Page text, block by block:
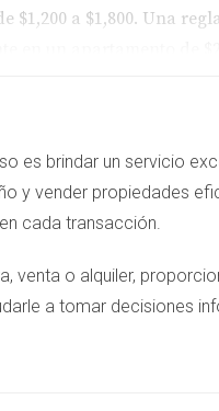
a $1,800. Una
transporte y
es brindar un servicio
y vender propiedades
cada transacción.
venta o alquiler,
a tomar decisiones